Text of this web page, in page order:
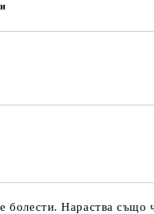
болести. Нараства също